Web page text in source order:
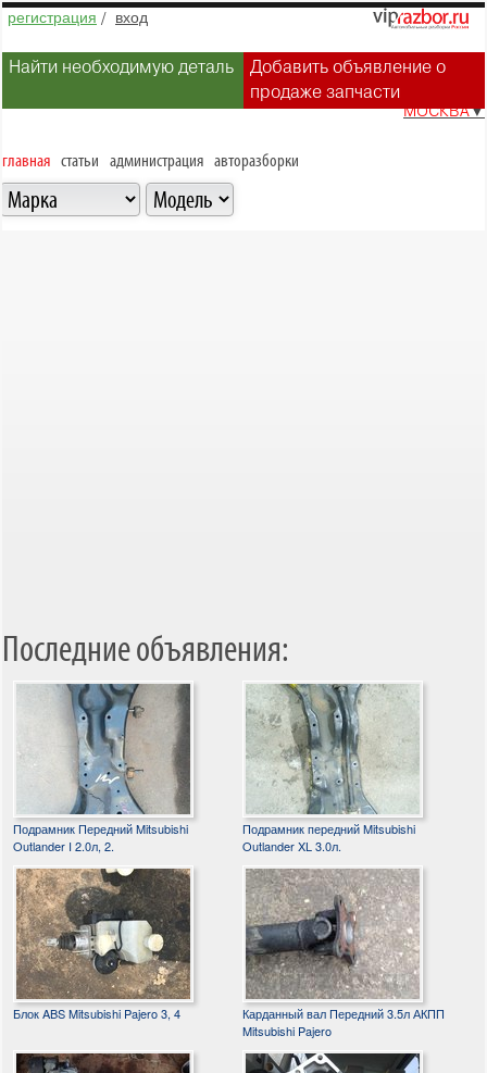
регистрация / вход
Найти необходимую деталь
Добавить объявление о
продаже запчасти
МОСКВА▼
главная статьи администрация авторазборки
Последние объявления:
Подрамник Передний Mitsubishi
Outlander I 2.0л, 2.
Подрамник передний Mitsubishi
Outlander XL 3.0л.
Блок ABS Mitsubishi Pajero 3, 4
Карданный вал Передний 3.5л АКПП
Mitsubishi Pajero